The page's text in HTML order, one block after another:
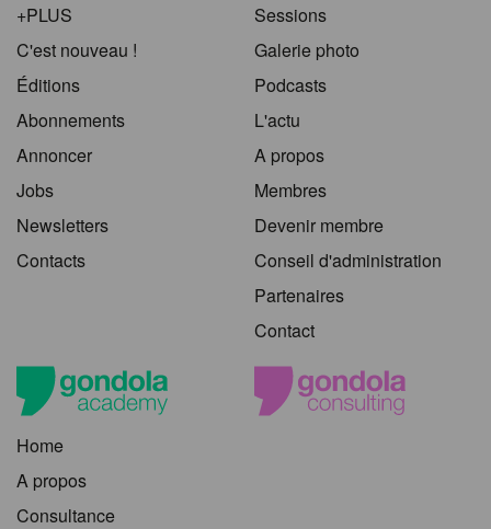
+PLUS
C'est nouveau !
Éditions
Abonnements
Annoncer
Jobs
Newsletters
Contacts
Sessions
Galerie photo
Podcasts
L'actu
A propos
Membres
Devenir membre
Conseil d'administration
Partenaires
Contact
Home
A propos
Consultance